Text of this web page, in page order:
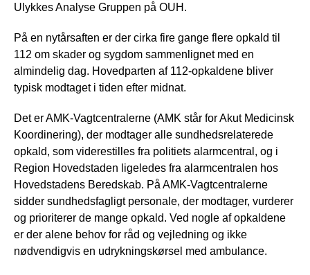
Ulykkes Analyse Gruppen på OUH.
På en nytårsaften er der cirka fire gange flere opkald til
112 om skader og sygdom sammenlignet med en
almindelig dag. Hovedparten af 112-opkaldene bliver
typisk modtaget i tiden efter midnat.
Det er AMK-Vagtcentralerne (AMK står for Akut Medicinsk
Koordinering), der modtager alle sundhedsrelaterede
opkald, som viderestilles fra politiets alarmcentral, og i
Region Hovedstaden ligeledes fra alarmcentralen hos
Hovedstadens Beredskab. På AMK-Vagtcentralerne
sidder sundhedsfagligt personale, der modtager, vurderer
og prioriterer de mange opkald. Ved nogle af opkaldene
er der alene behov for råd og vejledning og ikke
nødvendigvis en udrykningskørsel med ambulance.